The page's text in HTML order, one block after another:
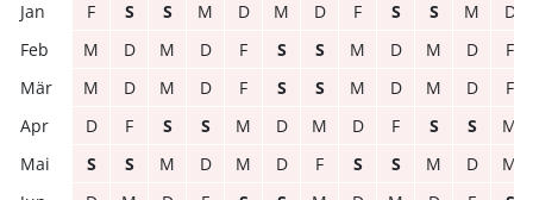
F
S S M D M D F S S M
D
M
D M D F S S M D M D
F
M
D M D F S S M D M D
F
D
F S S M D M D F S S
M
S
S M D M D F S S M D
M